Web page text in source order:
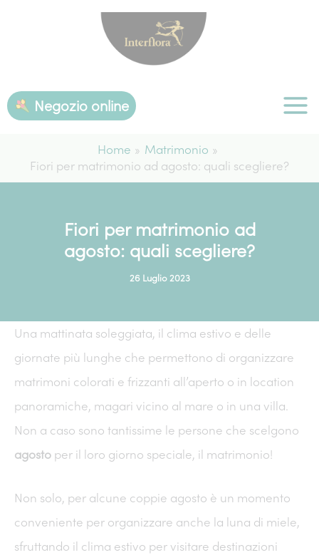
Negozio online
Home
Matrimonio
Fiori per matrimonio ad agosto: quali scegliere?
Fiori per matrimonio ad
agosto: quali scegliere?
26 Luglio 2023
Una mattinata soleggiata, il clima estivo e delle
giornate più lunghe che permettono di organizzare
matrimoni colorati e frizzanti all’aperto o in location
panoramiche, magari vicino al mare o in una villa.
Non a caso sono tantissime le persone che scelgono
agosto per il loro giorno speciale, il matrimonio!
Non solo, per alcune coppie agosto è un momento
conveniente per organizzare anche la luna di miele,
sfruttando il clima estivo per visitare destinazioni